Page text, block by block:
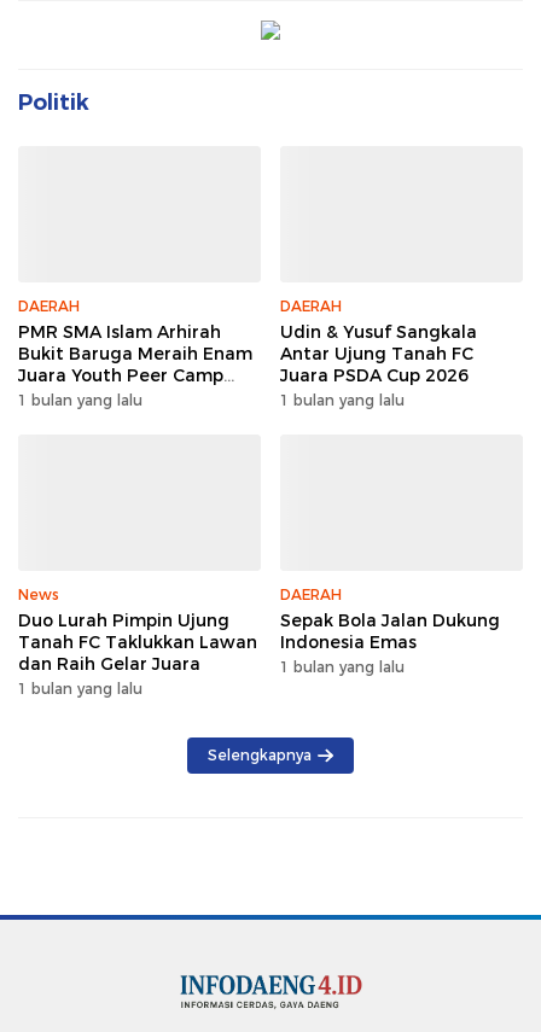
Politik
DAERAH
PMR SMA Islam Arhirah
Bukit Baruga Meraih Enam
Juara Youth Peer Camp
2026
1 bulan yang lalu
DAERAH
Udin & Yusuf Sangkala
Antar Ujung Tanah FC
Juara PSDA Cup 2026
1 bulan yang lalu
News
Duo Lurah Pimpin Ujung
Tanah FC Taklukkan Lawan
dan Raih Gelar Juara
1 bulan yang lalu
DAERAH
Sepak Bola Jalan Dukung
Indonesia Emas
1 bulan yang lalu
Selengkapnya